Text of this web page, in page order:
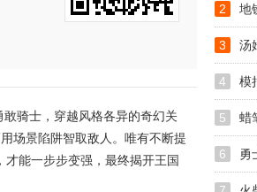
骑士，穿越风格各异的奇幻关
场景陷阱智取敌人。唯有不断提
能一步步变强，最终揭开王国
2 地
3 汤
4 模
5 蜡
6 勇